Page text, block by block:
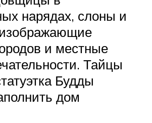
нарядах, слоны и
и местные
Тайцы
Будды
дом